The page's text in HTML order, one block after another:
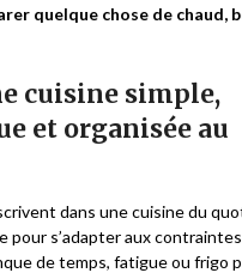
quelque chose de chaud,
cuisine simple,
et organisée au
dans une cuisine du
pour s’adapter aux
de temps, fatigue ou frigo